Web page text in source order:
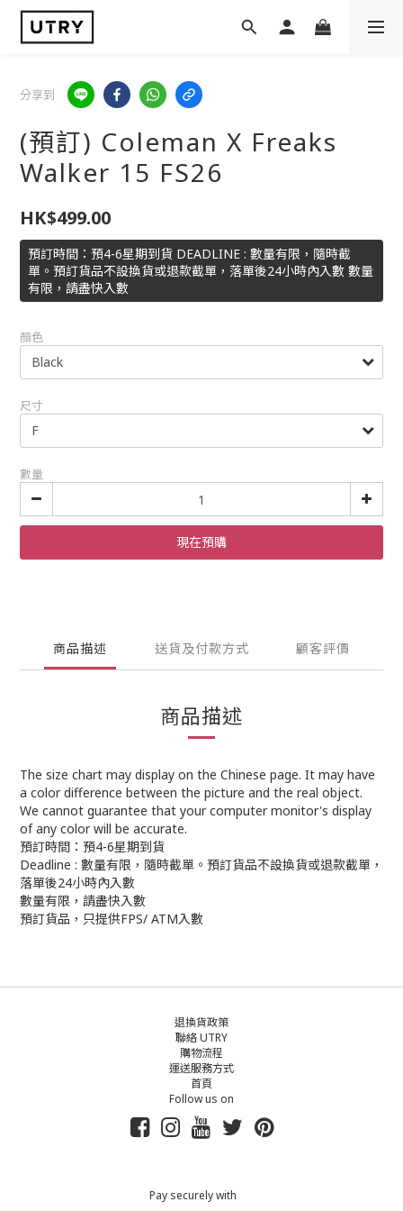
分享到
(預訂) Coleman X Freaks
Walker 15 FS26
HK$499.00
預訂時間：預4-6星期到貨 DEADLINE : 數量有限，隨時截
單。預訂貨品不設換貨或退款截單，落單後24小時內入數 數量
有限，請盡快入數
顏色
尺寸
數量
現在預購
商品描述 送貨及付款方式 顧客評價
商品描述
The size chart may display on the Chinese page. It may have
a color difference between the picture and the real object.
We cannot guarantee that your computer monitor's display
of any color will be accurate.
預訂時間：預4-6星期到貨
Deadline : 數量有限，隨時截單。預訂貨品不設換貨或退款截單，
落單後24小時內入數
數量有限，請盡快入數
預訂貨品，只提供FPS/ ATM入數
退換貨政策
聯絡 UTRY
購物流程
運送服務方式
首頁
Follow us on
Pay securely with